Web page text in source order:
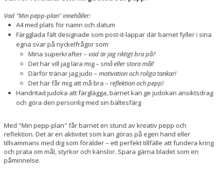
VÅRA TRÄNARE
MIN JUDOVECKA
MIN PEPP-PLAN
GRADERING
TÄVLING OCH EVENT
OM OSS
KONTAKT/HITTA
SHOP
Vad "Min pepp-plan" innehåller:
A4 med plats för namn och datum
Färgglada fält designade som post-it-lappar där barnet fyller i sina
egna svar på nyckelfrågor som:
Mina superkrafter – vad är jag riktigt bra på?
Det här vill jag lära mig – små eller stora mål!
Därför tränar jag judo – motivation och roliga tankar!
Det här får mig att må bra – reflektion och pepp!
Handritad judoka att färglägga, barnet kan ge judokan ansiktsdrag
och göra den personlig med sin bältesfärg
Med "Min pepp-plan" får barnet en stund av kreativ pepp och
reflektion. Det är en aktivitet som kan göras på egen hand eller
tillsammans med dig som förälder – ett perfekt tillfälle att fundera kring
och prata om mål, styrkor och känslor. Spara gärna bladet som en
påminnelse.